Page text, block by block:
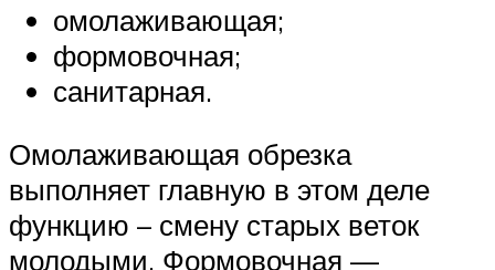
омолаживающая;
формовочная;
санитарная.
Омолаживающая обрезка
выполняет главную в этом деле
функцию – смену старых веток
молодыми. Формовочная —